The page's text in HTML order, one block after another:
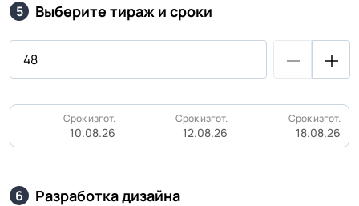
5 Выберите тираж и сроки
Срок изгот.
10.08.26
Срок изгот.
12.08.26
Срок изгот.
18.08.26
6 Разработка дизайна